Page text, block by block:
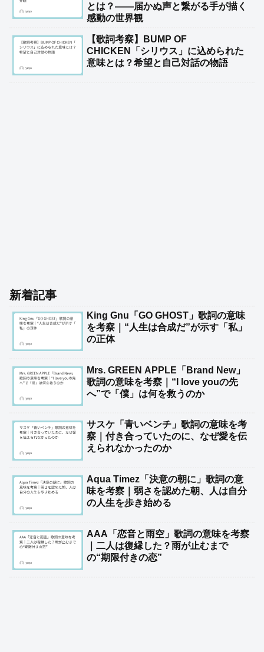
とは？――届かぬ声と繋がる手が描く
感動の世界観
【歌詞考察】BUMP OF
CHICKEN「シリウス」に込められた
意味とは？希望と自己対話の物語
新着記事
King Gnu「GO GHOST」歌詞の意味
を考察｜“人生は合成だ”が示す「私」
の正体
Mrs. GREEN APPLE「Brand New」
歌詞の意味を考察｜“I love youの先
へ”で「僕」は何を救うのか
サスケ「青いベンチ」歌詞の意味を考
察｜付き合っていたのに、なぜ愛を伝
えられなかったのか
Aqua Timez「決意の朝に」歌詞の意
味を考察｜弱さを認めた朝、人は自分
の人生を歩き始める
AAA「恋音と雨空」歌詞の意味を考察
｜二人は復縁した？雨が止むまで
の“期限付きの恋”